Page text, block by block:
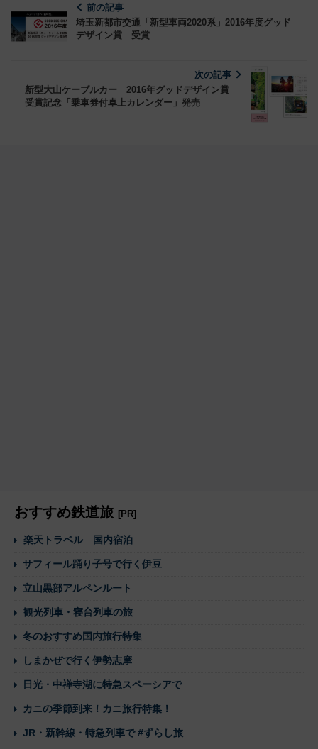
前の記事
埼玉新都市交通「新型車両2020系」2016年度グッド
デザイン賞 受賞
次の記事
新型大山ケーブルカー 2016年グッドデザイン賞
受賞記念「乗車券付卓上カレンダー」発売
おすすめ鉄道旅 [PR]
楽天トラベル 国内宿泊
サフィール踊り子号で行く伊豆
立山黒部アルペンルート
観光列車・寝台列車の旅
冬のおすすめ国内旅行特集
しまかぜで行く伊勢志摩
日光・中禅寺湖に特急スペーシアで
カニの季節到来！カニ旅行特集！
JR・新幹線・特急列車で #ずらし旅